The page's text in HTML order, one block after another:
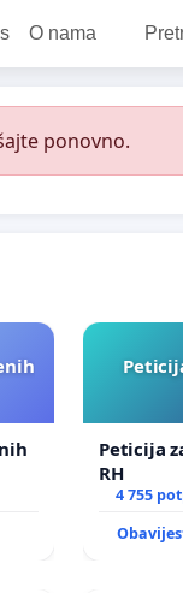
O nama
ponovno.
Peticija
RH
4 755